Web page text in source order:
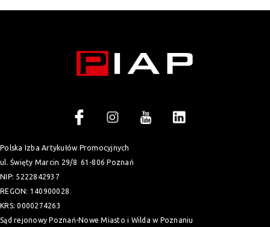
Polska Izba Artykułów Promocyjnych
ul. Święty Marcin 29/8 61-806 Poznań
NIP: 5222842937
REGON: 140900028
KRS: 0000274263
Sąd rejonowy Poznań-Nowe Miasto i Wilda w Poznaniu